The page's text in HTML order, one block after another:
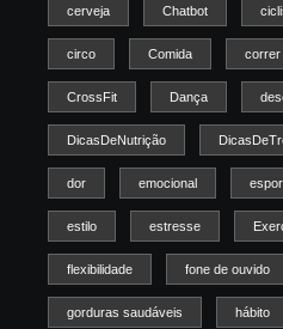
cerveja Chatbot
circo Comida correr
CrossFit Dança
DicasDeNutrição
dor emocional
estilo estresse
flexibilidade fone de ouvido
gorduras saudáveis hábito